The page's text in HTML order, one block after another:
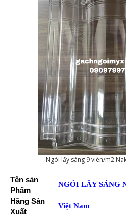
Ngói lấy sáng 9 viên/m2
Tên sản
Phẩm
NGÓI LẤY SÁNG
Hãng Sản
Xuất
Việt Nam